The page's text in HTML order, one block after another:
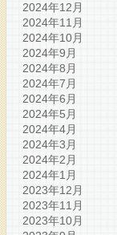
2024年12月
2024年11月
2024年10月
2024年9月
2024年8月
2024年7月
2024年6月
2024年5月
2024年4月
2024年3月
2024年2月
2024年1月
2023年12月
2023年11月
2023年10月